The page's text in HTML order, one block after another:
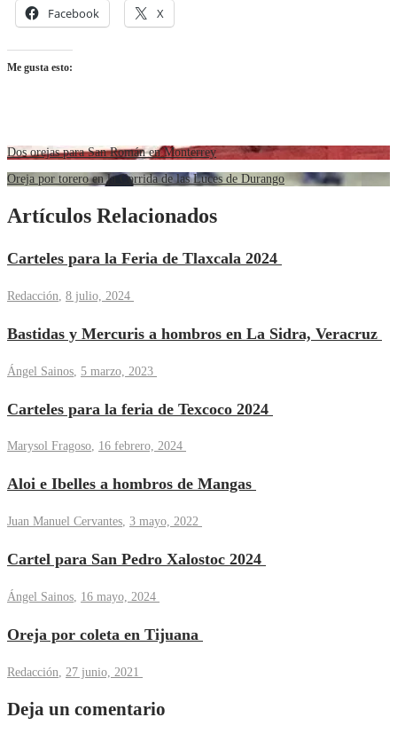
Facebook X
Me gusta esto:
Dos orejas para San Román en Monterrey
Oreja por torero en la Corrida de las Luces de Durango
Artículos Relacionados
Carteles para la Feria de Tlaxcala 2024
Redacción 8 julio, 2024
Bastidas y Mercuris a hombros en La Sidra, Veracruz
Ángel Sainos 5 marzo, 2023
Carteles para la feria de Texcoco 2024
Marysol Fragoso, 16 febrero, 2024
Aloi e Ibelles a hombros de Mangas
Juan Manuel Cervantes, 3 mayo, 2022
Cartel para San Pedro Xalostoc 2024
Ángel Sainos, 16 mayo, 2024
Oreja por coleta en Tijuana
Redacción, 27 junio, 2021
Deja un comentario